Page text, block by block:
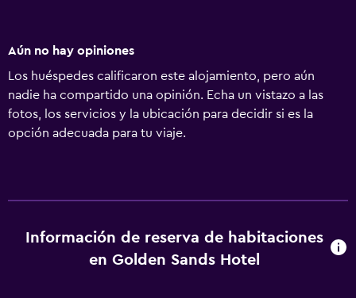
Aún no hay opiniones
Los huéspedes calificaron este alojamiento, pero aún
nadie ha compartido una opinión. Echa un vistazo a las
fotos, los servicios y la ubicación para decidir si es la
opción adecuada para tu viaje.
Información de reserva de habitaciones
en Golden Sands Hotel